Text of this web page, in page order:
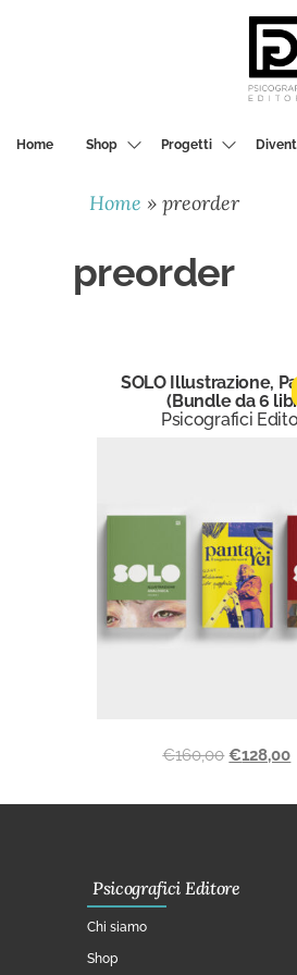
Home
Shop Progetti
Home »preorder
preorder
SOLO Illustrazione,
(Bundle da 6
Psicografici
€160,00 €128,00
Psicografici Editore
Chi siamo
Shop